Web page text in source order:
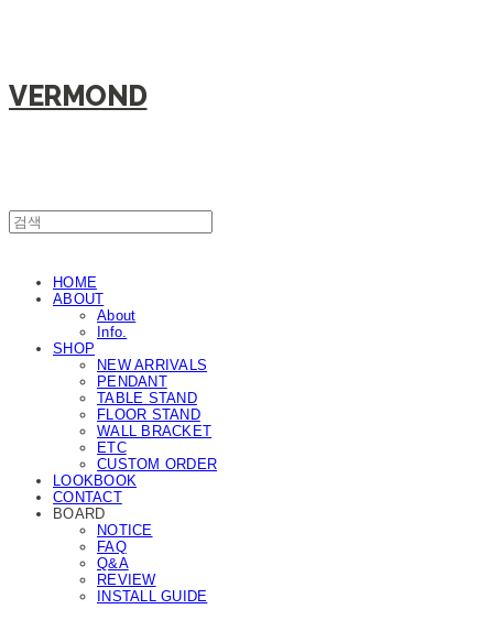
VERMOND
HOME
ABOUT
About
Info.
SHOP
NEW ARRIVALS
PENDANT
TABLE STAND
FLOOR STAND
WALL BRACKET
ETC
CUSTOM ORDER
LOOKBOOK
CONTACT
BOARD
NOTICE
FAQ
Q&A
REVIEW
INSTALL GUIDE